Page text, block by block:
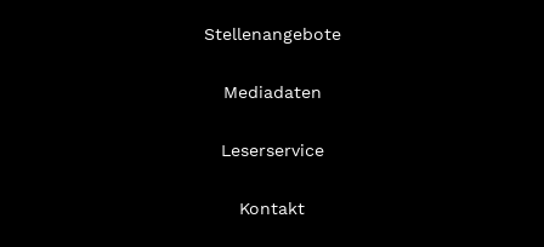
Stellenangebote
Mediadaten
Leserservice
Kontakt